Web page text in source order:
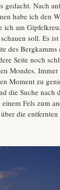
gedacht. Nach
habe ich den
ich am
soll. Es
des Bergkamms
Seite noch
Mondes.
Moment zu
die Suche nach
Fels zum
die